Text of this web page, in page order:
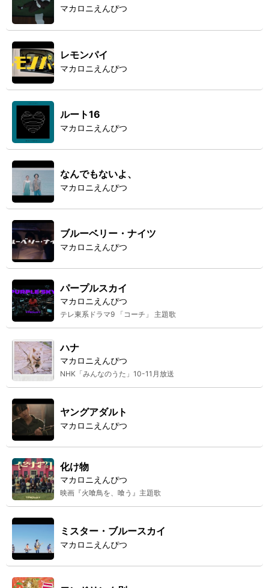
マカロニえんぴつ
レモンパイ
マカロニえんぴつ
ルート16
マカロニえんぴつ
なんでもないよ、
マカロニえんぴつ
ブルーベリー・ナイツ
マカロニえんぴつ
パープルスカイ
マカロニえんぴつ
テレ東系ドラマ9 「コーチ」 主題歌
ハナ
マカロニえんぴつ
NHK「みんなのうた」10-11月放送
ヤングアダルト
マカロニえんぴつ
化け物
マカロニえんぴつ
映画『火喰鳥を、喰う』主題歌
ミスター・ブルースカイ
マカロニえんぴつ